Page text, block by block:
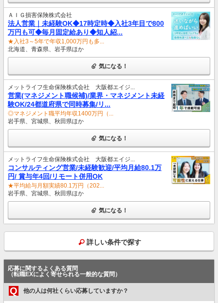
ＡＩＧ損害保険株式会社
法人営業｜未経験OK◆17時定時◆入社3年目で800
万円も可◆毎月固定給あり◆知人紹...
★入社3～5年で年収1,000万円も多...
北海道、青森県、岩手県ほか
気になる！
メットライフ生命保険株式会社 大阪都エイジ...
営業(マネジメント職候補)/業界・マネジメント未経
験OK/24都道府県で同時募集/リ...
◎マネジメント職平均年収1400万円（...
岩手県、宮城県、秋田県ほか
気になる！
メットライフ生命保険株式会社 大阪都エイジ...
コンサルティング営業/未経験歓迎/平均月給80.1万
円/ 賞与年4回/リモート併用OK
★平均給与月額実績80.1万円（202...
岩手県、宮城県、秋田県ほか
気になる！
詳しい条件で探す
応募に関するよくある質問
（転職EXによく寄せられる一般的な質問）
Q 他の人は何社くらい応募していますか？